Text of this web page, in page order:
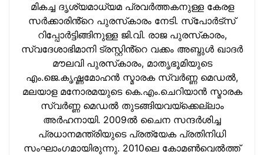
മികച്ച ദൃശ്യമാധ്യമ പ്രവര്‍ത്തകനുള്ള കേരള
സർക്കാരിൻ്റെ പുരസ്‌കാരം നേടി. സ്പോർട്സ്
റിപ്പോർട്ടിങ്ങിനുള്ള ജി.വി. രാജ പുരസ്‌കാരം,
സ്വദേശാഭിമാനി ട്രസ്റ്റിൻ്റെ വക്കം അബ്ദുള്‍ ഖാദര്‍
മൗലവി പുരസ്‌കാരം, മാതൃഭൂമിയുടെ
എം.ജെ.കൃഷ്ണമോഹന്‍ സ്മാരക സ്വര്‍ണ്ണ മെഡല്‍,
മലയാള മനോരമയുടെ കെ.എം.ചെറിയാന്‍ സ്മാരക
സ്വര്‍ണ്ണ മെഡല്‍ തുടങ്ങിയവയ്‌ക്കെല്ലാം
അര്‍ഹനായി. 2009ല്‍ ചൈന സന്ദര്‍ശിച്ച
പ്രധാനമന്ത്രിയുടെ പ്രത്യേക പ്രതിനിധി
സംഘാംഗമായിരുന്നു. 2010ലെ കോമണ്‍വെല്‍ത്ത്